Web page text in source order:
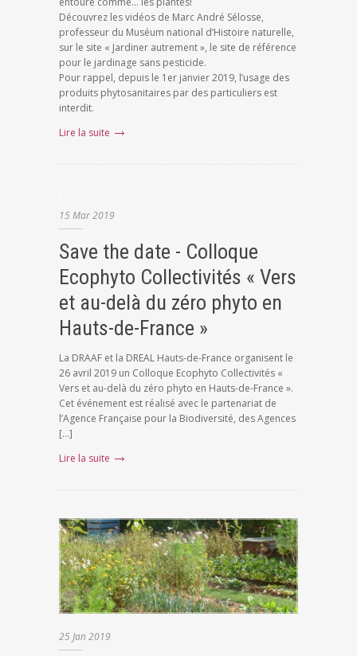
Découvrez les vidéos de Marc André Sélosse,
professeur du Muséum national d’Histoire naturelle,
sur le site « Jardiner autrement », le site de référence
pour le jardinage sans pesticide.
Pour rappel, depuis le 1er janvier 2019, l’usage des
produits phytosanitaires par des particuliers est
interdit.
Lire la suite
15Mar2019
Save the date - Colloque
Ecophyto Collectivités « Vers
et au-delà du zéro phyto en
Hauts-de-France »
La DRAAF et la DREAL Hauts-de-France organisent le
26 avril 2019 un Colloque Ecophyto Collectivités «
Vers et au-delà du zéro phyto en Hauts-de-France ».
Cet événement est réalisé avec le partenariat de
l’Agence Française pour la Biodiversité, des Agences
[…]
Lire la suite
25Jan 2019